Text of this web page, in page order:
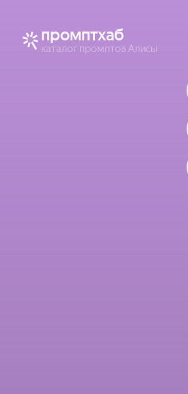
промптхаб
каталог промптов Алисы